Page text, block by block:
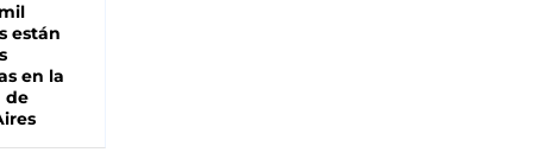
están
en la
de